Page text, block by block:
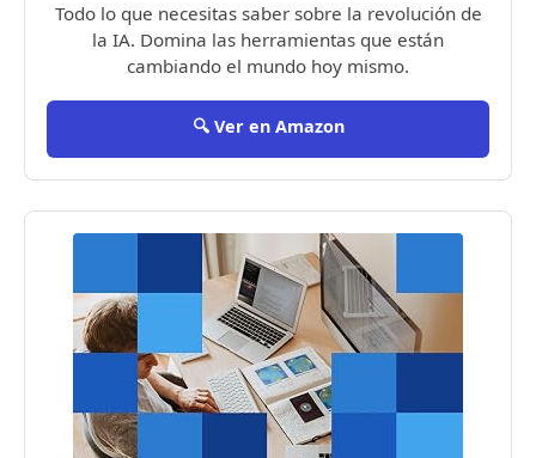
Todo lo que necesitas saber sobre la revolución de
la IA. Domina las herramientas que están
cambiando el mundo hoy mismo.
🔍 Ver en Amazon